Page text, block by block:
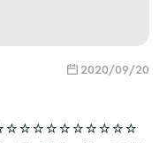
2020/09/20
☆☆☆☆☆☆☆☆☆☆☆☆☆